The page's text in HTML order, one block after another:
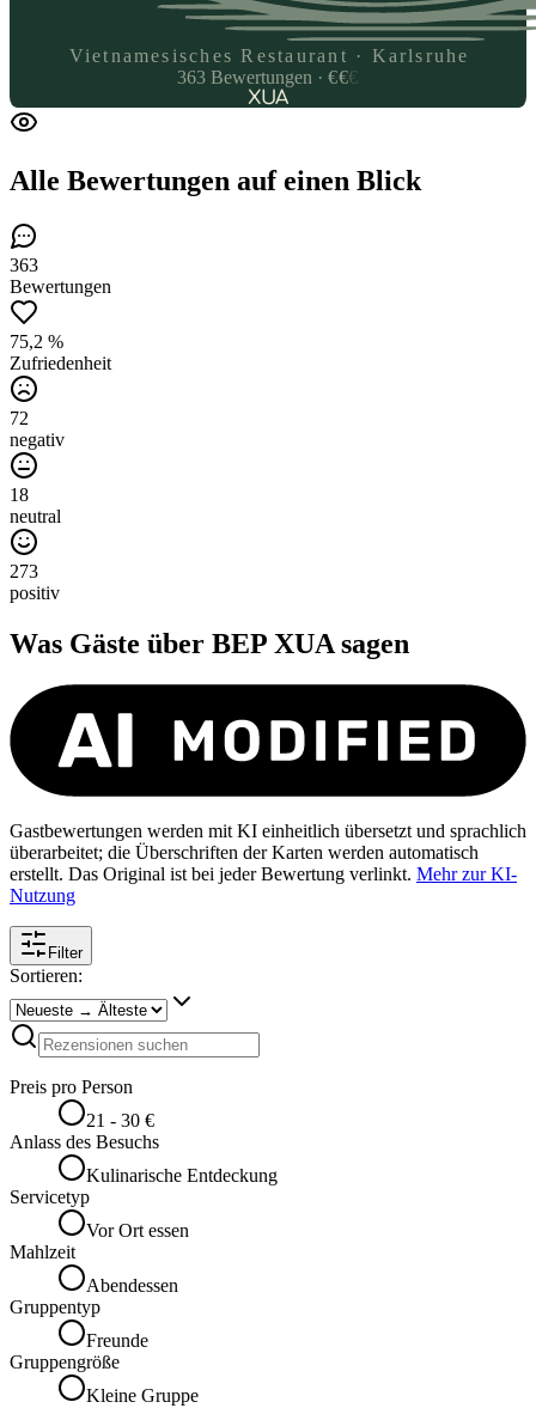
Vietnamesisches Restaurant · Karlsruhe
363 Bewertungen ·€€€
XUA
Alle Bewertungen auf einen Blick
363
Bewertungen
75,2 %
Zufriedenheit
72
negativ
18
neutral
273
positiv
Was Gäste über BEP XUA sagen
Gastbewertungen werden mit KI einheitlich übersetzt und sprachlich
überarbeitet; die Überschriften der Karten werden automatisch
erstellt. Das Original ist bei jeder Bewertung verlinkt. Mehr zur KI-
Nutzung
Filter
Sortieren:
Preis pro Person
21 - 30 €
Anlass des Besuchs
Kulinarische Entdeckung
Servicetyp
Vor Ort essen
Mahlzeit
Abendessen
Gruppentyp
Freunde
Gruppengröße
Kleine Gruppe